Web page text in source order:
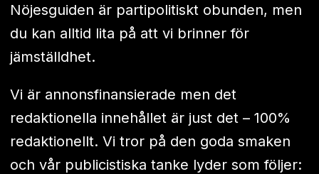
Nöjesguiden är partipolitiskt obunden, men
du kan alltid lita på att vi brinner för
jämställdhet.
Vi är annonsfinansierade men det
redaktionella innehållet är just det – 100%
redaktionellt. Vi tror på den goda smaken
och vår publicistiska tanke lyder som följer: